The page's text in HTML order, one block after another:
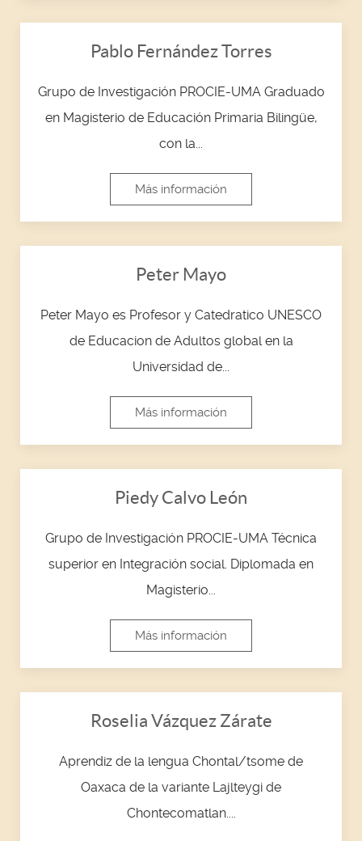
Pablo Fernández Torres
Grupo de Investigación PROCIE-UMA Graduado
en Magisterio de Educación Primaria Bilingüe,
con la...
Más información
Peter Mayo
Peter Mayo es Profesor y Catedratico UNESCO
de Educacion de Adultos global en la
Universidad de...
Más información
Piedy Calvo León
Grupo de Investigación PROCIE-UMA Técnica
superior en Integración social. Diplomada en
Magisterio...
Más información
Roselia Vázquez Zárate
Aprendiz de la lengua Chontal/tsome de
Oaxaca de la variante Lajlteygi de
Chontecomatlan....